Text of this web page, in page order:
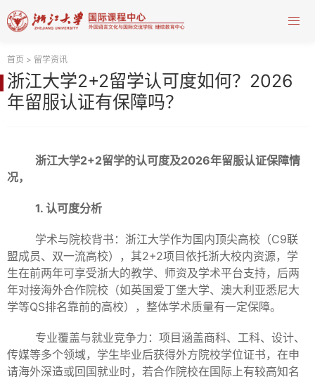
首页 > 留学资讯
浙江大学2+2留学认可度如何？2026
年留服认证有保障吗？
浙江大学2+2留学的认可度及2026年留服认证保障情
况，
1. 认可度分析
学术与院校背书：浙江大学作为国内顶尖高校（C9联
盟成员、双一流高校），其2+2项目依托浙大校内资源，学
生在前两年可享受浙大的教学、师资及学术平台支持，后两
年对接海外合作院校（如英国爱丁堡大学、澳大利亚悉尼大
学等QS排名靠前的高校），整体学术质量有一定保障。
专业覆盖与就业竞争力：项目涵盖商科、工科、设计、
传媒等多个领域，学生毕业后获得外方院校学位证书，在申
请海外深造或回国就业时，若合作院校在国际上有较高知名